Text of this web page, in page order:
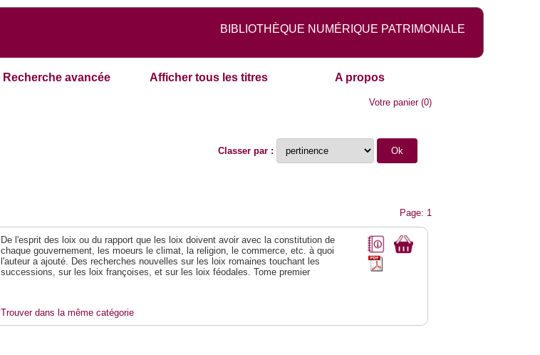
BIBLIOTHÈQUE NUMÉRIQUE PATRIMONIALE
Recherche avancée Afficher tous les titres A propos
Votre panier(0)
Classer par :
Page: 1
De l'esprit des loix ou du rapport que les loix doivent avoir avec la constitution de
chaque gouvernement, les moeurs le climat, la religion, le commerce, etc. à quoi
l'auteur a ajouté. Des recherches nouvelles sur les loix romaines touchant les
successions, sur les loix françoises, et sur les loix féodales. Tome premier
Trouver dans la même catégorie